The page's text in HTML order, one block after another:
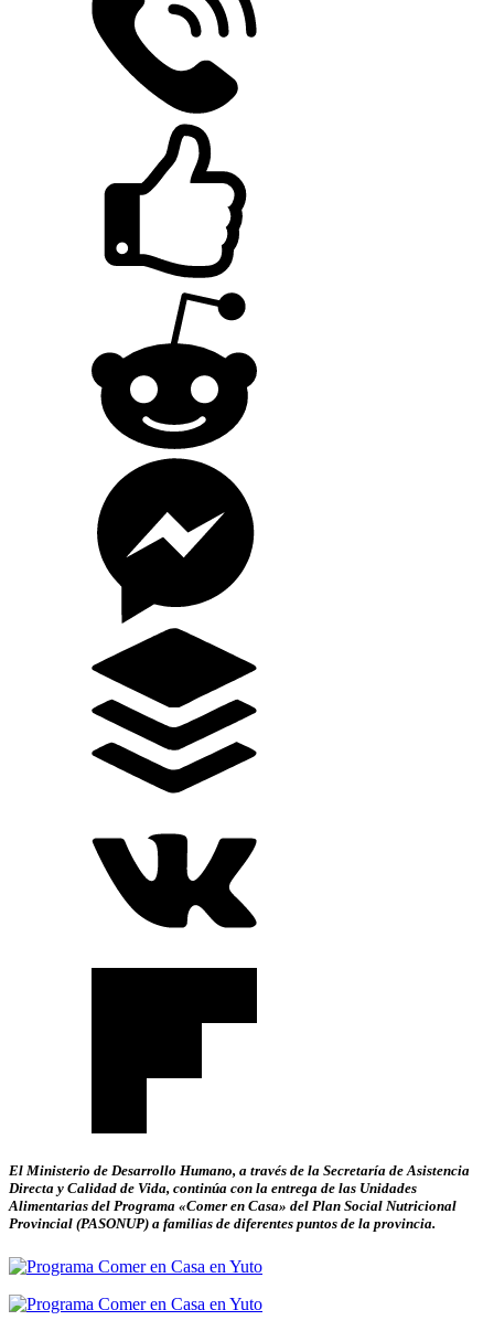
El Ministerio de Desarrollo Humano, a través de la Secretaría de Asistencia
Directa y Calidad de Vida, continúa con la entrega de las Unidades
Alimentarias del Programa «Comer en Casa» del Plan Social Nutricional
Provincial (PASONUP) a familias de diferentes puntos de la provincia.